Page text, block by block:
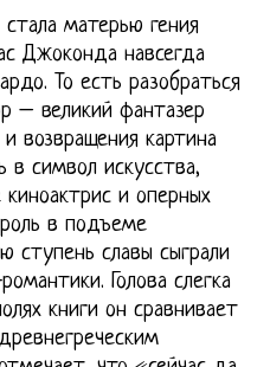
матерью гения
Джоконда навсегда
То есть разобраться
– великий фантазер
возвращения картина
в символ искусства,
киноактрис и оперных
в подъеме
славы сыграли
Голова слегка
книги он сравнивает